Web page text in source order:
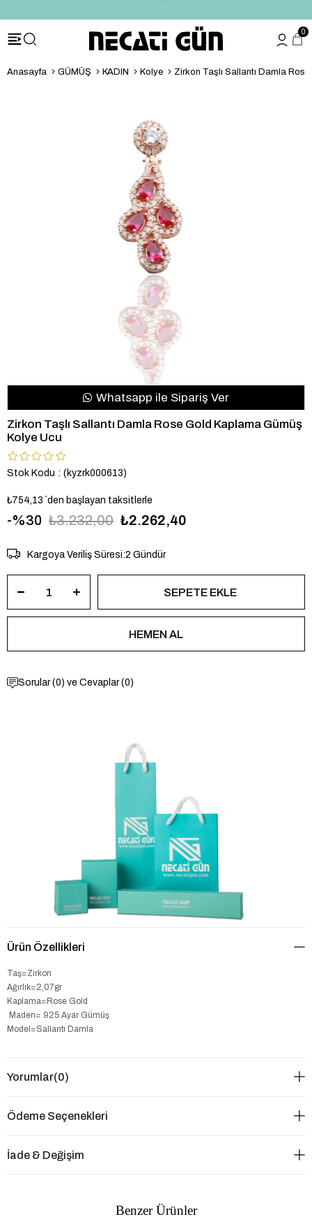
0
Anasayfa GÜMÜŞ KADIN Kolye Zirkon Taşlı Sallantı Damla Rose Gold
Whatsapp ile Sipariş Ver
Zirkon Taşlı Sallantı Damla Rose Gold Kaplama Gümüş
Kolye Ucu
Stok Kodu (kyzrk000613)
₺754,13 `den başlayan taksitlerle
30 ₺3.232,00 ₺2.262,40
Kargoya Veriliş Süresi:2 Gündür
Sorular (0) ve Cevaplar (0)
Ürün Özellikleri
Taş=Zirkon
Ağırlık=2,07gr
Kaplama=Rose Gold
Maden= 925 Ayar Gümüş
Model=Sallantı Damla
Yorumlar(0)
Ödeme Seçenekleri
İade & Değişim
Benzer Ürünler